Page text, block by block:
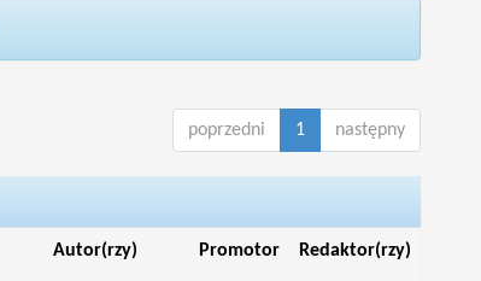
poprzedni 1 następny
Autor(rzy) Promotor Redaktor(rzy)